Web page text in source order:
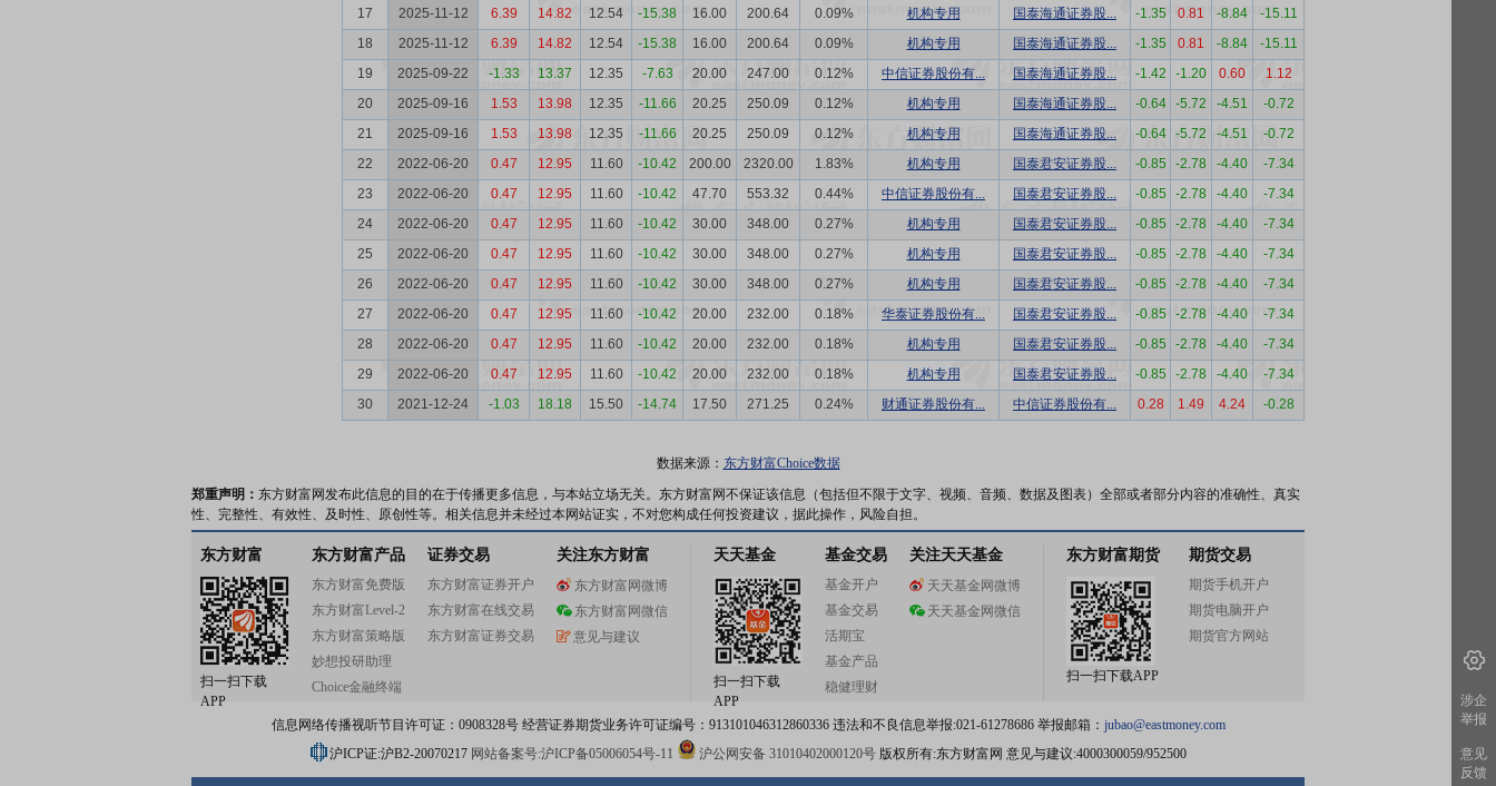
17
2025-11-12 6.39 14.82 12.54 -15.38 16.00 200.64 0.09% 机构专用 国泰海通证券股... -1.35 0.81 -8.84
-15.11
18
2025-11-12 6.39 14.82 12.54 -15.38 16.00 200.64 0.09% 机构专用 国泰海通证券股... -1.35 0.81 -8.84
-15.11
19
2025-09-22 -1.33 13.37 12.35 -7.63 20.00 247.00 0.12% 中信证券股份有... 国泰海通证券股... -1.42 -1.20 0.60
1.12
20
2025-09-16 1.53 13.98 12.35 -11.66 20.25 250.09 0.12% 机构专用 国泰海通证券股... -0.64 -5.72 -4.51
-0.72
21
2025-09-16 1.53 13.98 12.35 -11.66 20.25 250.09 0.12% 机构专用 国泰海通证券股... -0.64 -5.72 -4.51
-0.72
22
2022-06-20 0.47 12.95 11.60 -10.42 200.00 2320.00 1.83% 机构专用 国泰君安证券股... -0.85 -2.78 -4.40
-7.34
23
2022-06-20 0.47 12.95 11.60 -10.42 47.70 553.32 0.44% 中信证券股份有... 国泰君安证券股... -0.85 -2.78 -4.40
-7.34
24
2022-06-20 0.47 12.95 11.60 -10.42 30.00 348.00 0.27% 机构专用 国泰君安证券股... -0.85 -2.78 -4.40
-7.34
25
2022-06-20 0.47 12.95 11.60 -10.42 30.00 348.00 0.27% 机构专用 国泰君安证券股... -0.85 -2.78 -4.40
-7.34
26
2022-06-20 0.47 12.95 11.60 -10.42 30.00 348.00 0.27% 机构专用 国泰君安证券股... -0.85 -2.78 -4.40
-7.34
27
2022-06-20 0.47 12.95 11.60 -10.42 20.00 232.00 0.18% 华泰证券股份有... 国泰君安证券股... -0.85 -2.78 -4.40
-7.34
28
2022-06-20 0.47 12.95 11.60 -10.42 20.00 232.00 0.18% 机构专用 国泰君安证券股... -0.85 -2.78 -4.40
-7.34
29
2022-06-20 0.47 12.95 11.60 -10.42 20.00 232.00 0.18% 机构专用 国泰君安证券股... -0.85 -2.78 -4.40
-7.34
30
2021-12-24 -1.03 18.18 15.50 -14.74 17.50 271.25 0.24% 财通证券股份有... 中信证券股份有... 0.28 1.49 4.24 -0.28
数据来源： 东方财富Choice数据
郑重声明： 东方财富网发布此信息的目的在于传播更多信息，与本站立场无关。东方财富网不保证该信息（包括但不限于文字、视频、音频、数据及图表）全部或者部分内容的准确性、真实
性、完整性、有效性、及时性、原创性等。相关信息并未经过本网站证实，不对您构成任何投资建议，据此操作，风险自担。
东方财富
扫一扫下载
APP
东方财富产品
东方财富免费版
东方财富Level-2
东方财富策略版
妙想投研助理
Choice金融终端
证券交易
东方财富证券开户
东方财富在线交易
东方财富证券交易
关注东方财富
东方财富网微博
东方财富网微信
意见与建议
天天基金
扫一扫下载
APP
基金交易
基金开户
基金交易
活期宝
基金产品
稳健理财
关注天天基金
天天基金网微博
天天基金网微信
东方财富期货
扫一扫下载APP
期货交易
期货手机开户
期货电脑开户
期货官方网站
信息网络传播视听节目许可证：0908328号 经营证券期货业务许可证编号：913101046312860336 违法和不良信息举报:021-61278686 举报邮箱： jubao@eastmoney.com
沪ICP证:沪B2-20070217 网站备案号:沪ICP备05006054号-11 沪公网安备 31010402000120号版权所有:东方财富网 意见与建议:4000300059/952500
涉企
举报
意见
反馈